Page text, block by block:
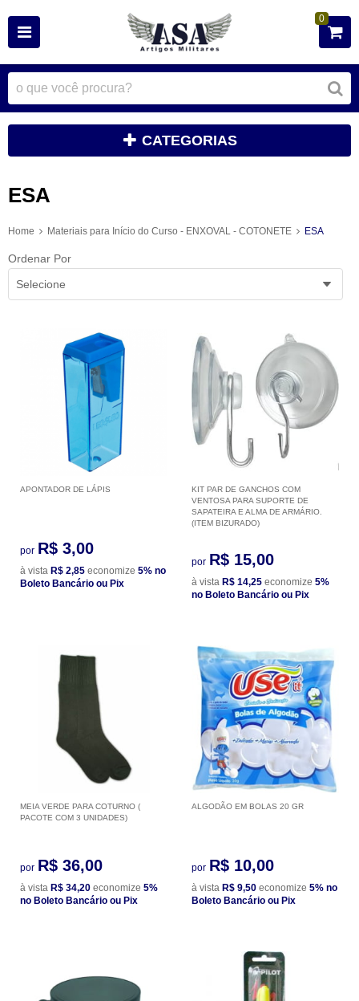
0
CATEGORIAS
ESA
Home Materiais para Início do Curso - ENXOVAL - COTONETE ESA
Ordenar Por
Selecione
APONTADOR DE LÁPIS
por R$ 3,00
à vista R$ 2,85 economize 5% no
Boleto Bancário ou Pix
KIT PAR DE GANCHOS COM
VENTOSA PARA SUPORTE DE
SAPATEIRA E ALMA DE ARMÁRIO.
(ITEM BIZURADO)
por R$ 15,00
à vista R$ 14,25 economize 5%
no Boleto Bancário ou Pix
MEIA VERDE PARA COTURNO (
PACOTE COM 3 UNIDADES)
por R$ 36,00
à vista R$ 34,20 economize 5%
no Boleto Bancário ou Pix
ALGODÃO EM BOLAS 20 GR
por R$ 10,00
à vista R$ 9,50 economize 5% no
Boleto Bancário ou Pix